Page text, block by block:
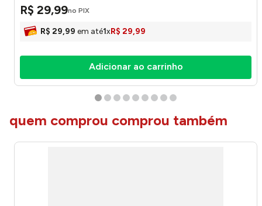
R$ 29,99no PIX
R$ 29,99 em até1xR$ 29,99
Adicionar ao carrinho
quem comprou comprou também